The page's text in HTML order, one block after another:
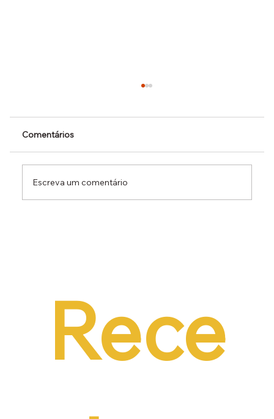
Comentários
Escreva um comentário
Rece